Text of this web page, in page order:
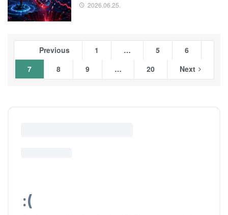
2026.06.25.
Previous 1 … 5
6
7
8 9 … 20 Next